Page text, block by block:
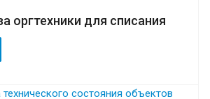
оргтехники для списания